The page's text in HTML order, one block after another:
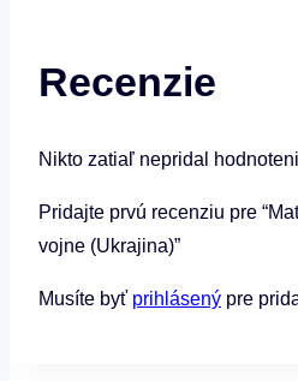
Recenzie
Nikto zatiaľ nepridal
Pridajte prvú recenziu pre
vojne (Ukrajina)”
Musíte byť prihlásený pre